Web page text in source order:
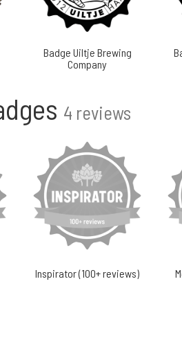
Badge Uiltje Brewing
Company
4 reviews
Inspirator (100+ reviews)